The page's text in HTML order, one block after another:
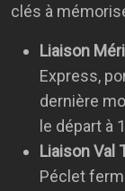
clés à
Liaison
Express,
dernière
le départ à
Liaison Val
Péclet